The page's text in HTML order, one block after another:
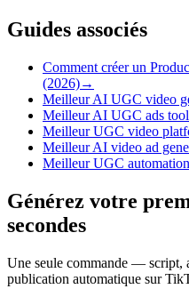
Guides associés
Comment créer un
(2026)→
Meilleur AI UGC video
Meilleur AI UGC ads tool
Meilleur UGC video
Meilleur AI video ad
Meilleur UGC
Générez votre
secondes
Une seule commande — script,
publication automatique sur